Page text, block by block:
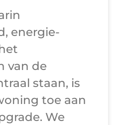
energie-
van de
staan, is
toe aan
We